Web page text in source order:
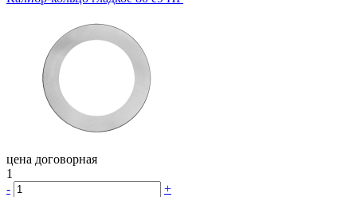
цена договорная
1
-
+